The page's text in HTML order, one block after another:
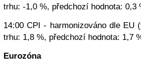
trhu: -1,0 %, předchozí hodnota: 0,3
14:00 CPI - harmonizováno dle EU
trhu: 1,8 %, předchozí hodnota: 1,7
Eurozóna